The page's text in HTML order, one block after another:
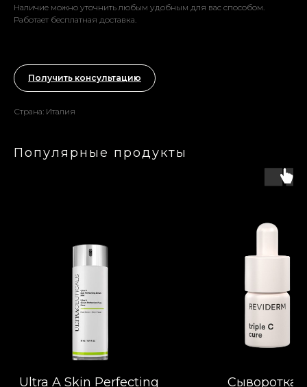
Наличие можно уточнить любым удобным для вас способом.
Работает бесплатная доставка.
Получить консультацию
Страна: Италия
Популярные продукты
Ultra A Skin Perfecting Сыворотка с